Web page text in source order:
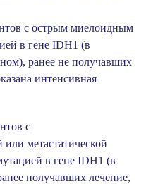
с острым миелоидным
в гене IDH1 (в
ранее не получавших
интенсивная
с
метастатической
в гене IDH1 (в
получавших лечение,